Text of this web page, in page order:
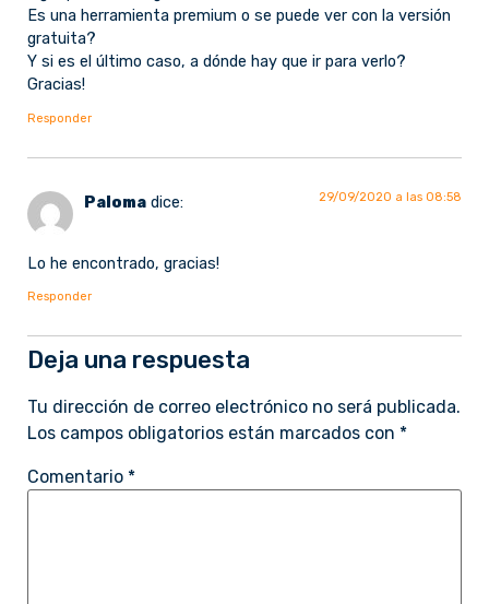
Es una herramienta premium o se puede ver con la versión
gratuita?
Y si es el último caso, a dónde hay que ir para verlo?
Gracias!
Responder
Paloma dice: 29/09/2020 a las 08:58
Lo he encontrado, gracias!
Responder
Deja una respuesta
Tu dirección de correo electrónico no será publicada.
Los campos obligatorios están marcados con *
Comentario *